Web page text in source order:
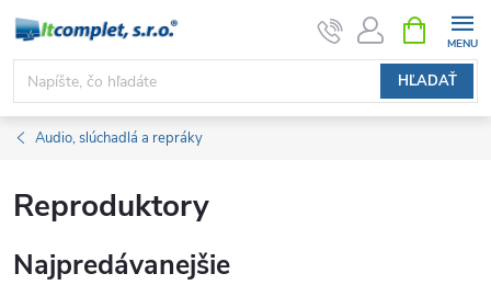
Prejsť
obsah
HĽADAŤ
KOŠÍK
Audio, slúchadlá a repráky
Reproduktory
Najpredávanejšie